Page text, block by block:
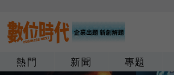
熱門 新聞 專題